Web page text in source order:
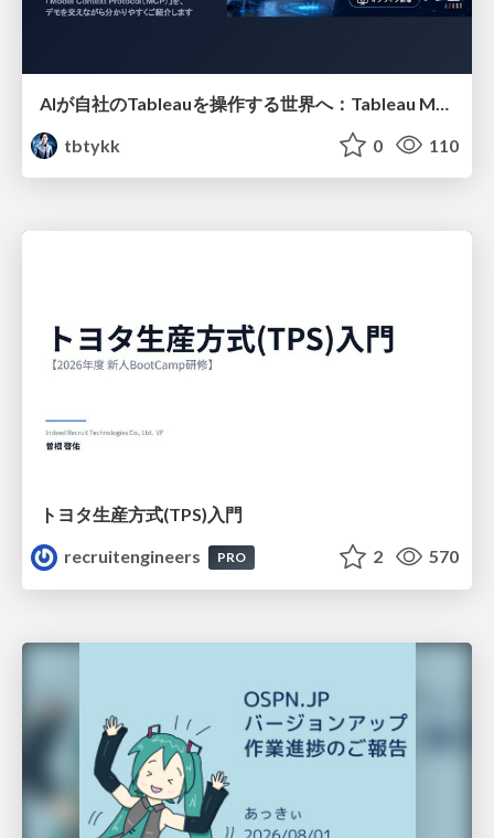
tbtykk
0 110
トヨタ⽣産⽅式(TPS)⼊⾨
recruitengineers
PRO 2 570